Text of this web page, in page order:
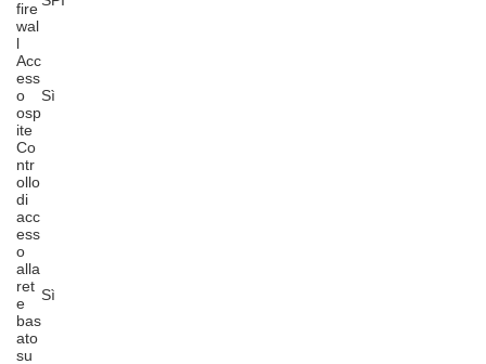
fire
wal
l
Acc
ess
o
osp
ite
Sì
Co
ntr
ollo
di
acc
ess
o
alla
ret
e
bas
ato
su
Sì